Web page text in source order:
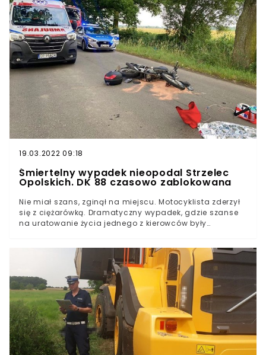
19.03.2022 09:18
Śmiertelny wypadek nieopodal Strzelec
Opolskich. DK 88 czasowo zablokowana
Nie miał szans, zginął na miejscu. Motocyklista zderzył
się z ciężarówką. Dramatyczny wypadek, gdzie szanse
na uratowanie życia jednego z kierowców były
wieczorem doszło do zderzenia motocyklisty z
samochodem ciężarowym.